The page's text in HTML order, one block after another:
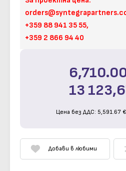
+359 88 941 35 55,
+359 2 866 94 40
13
Цена без ДДС: 5,591.67 €
Добави в любими